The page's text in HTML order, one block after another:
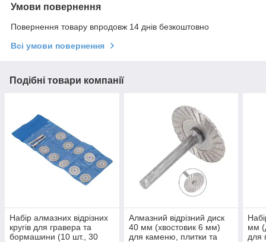
Умови повернення
Повернення товару впродовж 14 днів безкоштовно
Всі умови повернення
Подібні товари компанії
Набір алмазних відрізних
кругів для гравера та
бормашини (10 шт., 30
Алмазний відрізний диск
40 мм (хвостовик 6 мм)
для каменю, плитки та
мм
для